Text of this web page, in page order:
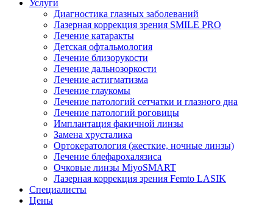
Услуги
Диагностика глазных заболеваний
Лазерная коррекция зрения SMILE PRO
Лечение катаракты
Детская офтальмология
Лечение близорукости
Лечение дальнозоркости
Лечение астигматизма
Лечение глаукомы
Лечение патологий сетчатки и глазного дна
Лечение патологий роговицы
Имплантация факичной линзы
Замена хрусталика
Ортокератология (жесткие, ночные линзы)
Лечение блефарохалязиса
Очковые линзы MiyoSMART
Лазерная коррекция зрения Femto LASIK
Специалисты
Цены